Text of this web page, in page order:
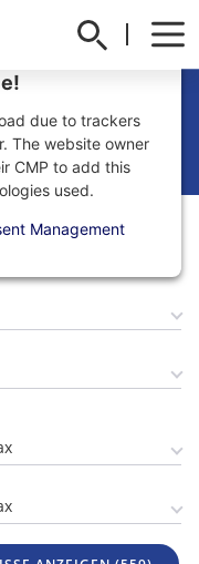
the Google
due to trackers
The website owner
CMP to add this
used.
Management